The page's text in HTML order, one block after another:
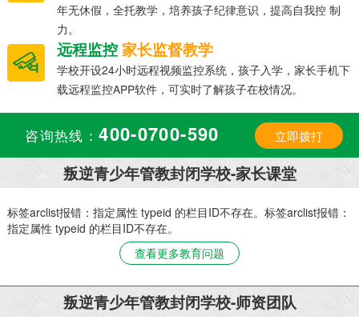
年无休假，全托教学，培养孩子纪律意识，提高自我控 制
力。
远程监控家长监督教学
学校开设24小时远程视频监控系统，孩子入学，家长手机下
载远程监控APP软件，可实时了解孩子在校情况。
咨询热线：400-0700-590 立即拨打
叛逆青少年管教封闭学校-家长课堂
标签arclist报错：指定属性 typeid 的栏目ID不存在。标签arclist报错：
指定属性 typeid 的栏目ID不存在。
查看更多教育问题
叛逆青少年管教封闭学校-师资团队